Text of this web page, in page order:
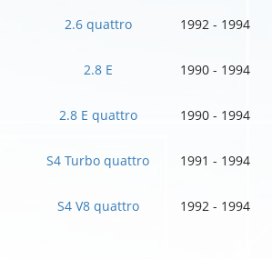
2.6 quattro 1992 - 1994
2.8 E 1990 - 1994
2.8 E quattro 1990 - 1994
S4 Turbo quattro 1991 - 1994
S4 V8 quattro 1992 - 1994